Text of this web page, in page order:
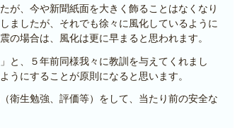
が、今や新聞紙面を大きく飾ることはなくなり
ましたが、それでも徐々に風化しているように
の場合は、風化は更に早まると思われます。
と、５年前同様我々に教訓を与えてくれまし
うにすることが原則になると思います。
衛生勉強、評価等）をして、当たり前の安全な